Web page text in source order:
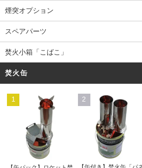
煙突オプション
スペアパーツ
焚火小箱「こばこ」
焚火缶
1 2